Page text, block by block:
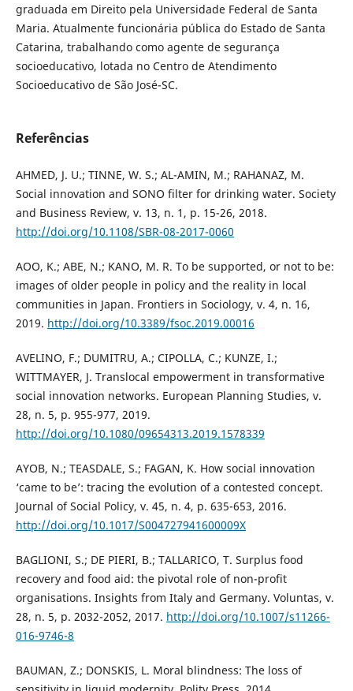
graduada em Direito pela Universidade Federal de Santa
Maria. Atualmente funcionária pública do Estado de Santa
Catarina, trabalhando como agente de segurança
socioeducativo, lotada no Centro de Atendimento
Socioeducativo de São José-SC.
Referências
AHMED, J. U.; TINNE, W. S.; AL-AMIN, M.; RAHANAZ, M.
Social innovation and SONO filter for drinking water. Society
and Business Review, v. 13, n. 1, p. 15-26, 2018.
http://doi.org/10.1108/SBR-08-2017-0060
AOO, K.; ABE, N.; KANO, M. R. To be supported, or not to be:
images of older people in policy and the reality in local
communities in Japan. Frontiers in Sociology, v. 4, n. 16,
2019. http://doi.org/10.3389/fsoc.2019.00016
AVELINO, F.; DUMITRU, A.; CIPOLLA, C.; KUNZE, I.;
WITTMAYER, J. Translocal empowerment in transformative
social innovation networks. European Planning Studies, v.
28, n. 5, p. 955-977, 2019.
http://doi.org/10.1080/09654313.2019.1578339
AYOB, N.; TEASDALE, S.; FAGAN, K. How social innovation
‘came to be’: tracing the evolution of a contested concept.
Journal of Social Policy, v. 45, n. 4, p. 635-653, 2016.
http://doi.org/10.1017/S004727941600009X
BAGLIONI, S.; DE PIERI, B.; TALLARICO, T. Surplus food
recovery and food aid: the pivotal role of non-profit
organisations. Insights from Italy and Germany. Voluntas, v.
28, n. 5, p. 2032-2052, 2017. http://doi.org/10.1007/s11266-
016-9746-8
BAUMAN, Z.; DONSKIS, L. Moral blindness: The loss of